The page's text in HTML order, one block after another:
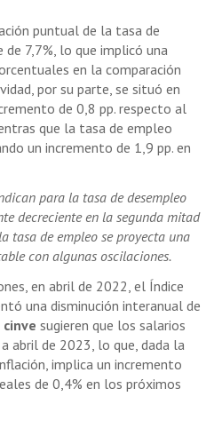
puntual de la tasa de
7,7%, lo que implicó una
en la comparación
por su parte, se situó en
de 0,8 pp. respecto al
que la tasa de empleo
un incremento de 1,9 pp. en
para la tasa de desempleo
decreciente en la segunda mitad
tasa de empleo se proyecta una
con algunas oscilaciones.
en abril de 2022, el Índice
una disminución interanual de
cinve sugieren que los salarios
abril de 2023, lo que, dada la
implica un incremento
de 0,4% en los próximos